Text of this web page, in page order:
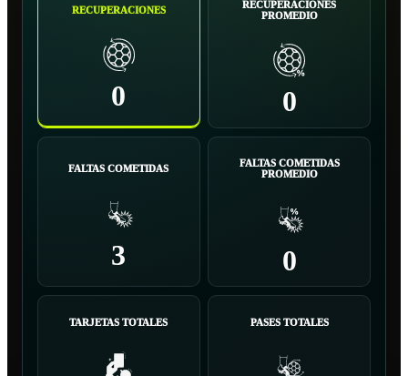
RECUPERACIONES
0
RECUPERACIONES
PROMEDIO
0
FALTAS COMETIDAS
3
FALTAS COMETIDAS
PROMEDIO
0
TARJETAS TOTALES PASES TOTALES